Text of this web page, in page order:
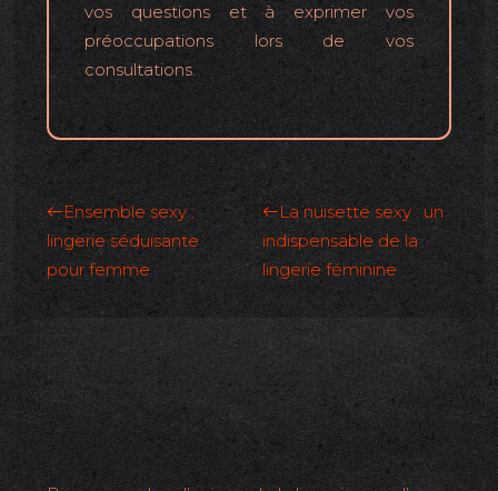
vos questions et à exprimer vos
préoccupations lors de vos
consultations.
Ensemble sexy :
lingerie séduisante
pour femme
La nuisette sexy : un
indispensable de la
lingerie féminine